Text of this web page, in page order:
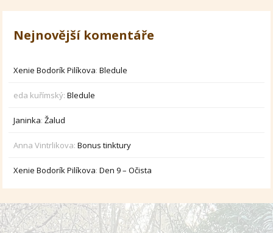
Nejnovější komentáře
Xenie Bodorík Pilíkova:Bledule
eda kuřímský:Bledule
Janinka:Žalud
Anna Vintrlikova:Bonus tinktury
Xenie Bodorík Pilíkova:Den 9 – Očista